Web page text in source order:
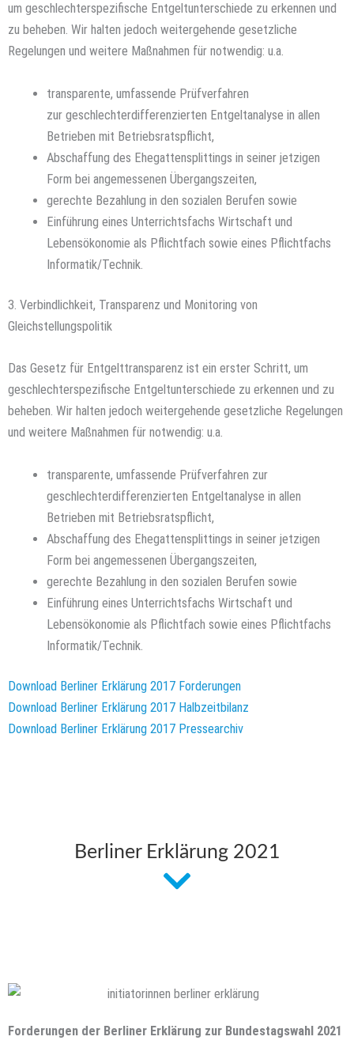
um geschlechterspezifische Entgeltunterschiede zu erkennen und
zu beheben. Wir halten jedoch weitergehende gesetzliche
Regelungen und weitere Maßnahmen für notwendig: u.a.
transparente, umfassende Prüfverfahren
zur geschlechterdifferenzierten Entgeltanalyse in allen
Betrieben mit Betriebsratspflicht,
Abschaffung des Ehegattensplittings in seiner jetzigen
Form bei angemessenen Übergangszeiten,
gerechte Bezahlung in den sozialen Berufen sowie
Einführung eines Unterrichtsfachs Wirtschaft und
Lebensökonomie als Pflichtfach sowie eines Pflichtfachs
Informatik/Technik.
3. Verbindlichkeit, Transparenz und Monitoring von
Gleichstellungspolitik
Das Gesetz für Entgelttransparenz ist ein erster Schritt, um
geschlechterspezifische Entgeltunterschiede zu erkennen und zu
beheben. Wir halten jedoch weitergehende gesetzliche Regelungen
und weitere Maßnahmen für notwendig: u.a.
transparente, umfassende Prüfverfahren zur
geschlechterdifferenzierten Entgeltanalyse in allen
Betrieben mit Betriebsratspflicht,
Abschaffung des Ehegattensplittings in seiner jetzigen
Form bei angemessenen Übergangszeiten,
gerechte Bezahlung in den sozialen Berufen sowie
Einführung eines Unterrichtsfachs Wirtschaft und
Lebensökonomie als Pflichtfach sowie eines Pflichtfachs
Informatik/Technik.
Download Berliner Erklärung 2017 Forderungen
Download Berliner Erklärung 2017 Halbzeitbilanz
Download Berliner Erklärung 2017 Pressearchiv
Berliner Erklärung 2021
Forderungen der Berliner Erklärung zur Bundestagswahl 2021